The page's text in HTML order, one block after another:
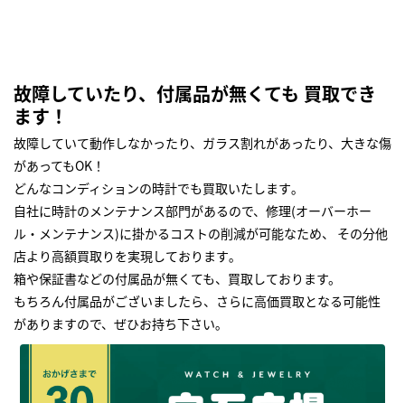
故障していたり、付属品が無くても 買取でき
ます！
故障していて動作しなかったり、ガラス割れがあったり、大きな傷
があってもOK！
どんなコンディションの時計でも買取いたします｡
自社に時計のメンテナンス部門があるので、修理(オーバーホー
ル・メンテナンス)に掛かるコストの削減が可能なため、 その分他
店より高額買取りを実現しております｡
箱や保証書などの付属品が無くても、買取しております。
もちろん付属品がございましたら、さらに高価買取となる可能性
がありますので、ぜひお持ち下さい｡